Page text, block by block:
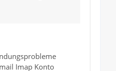
Imap Konto